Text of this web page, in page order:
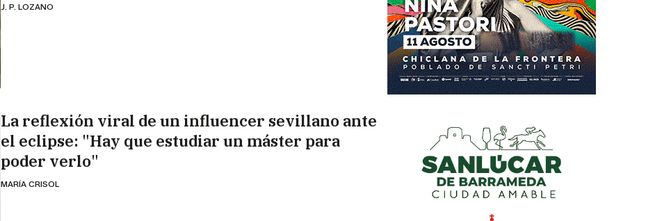
J. P. LOZANO
La reflexión viral de un influencer sevillano ante
el eclipse: "Hay que estudiar un máster para
poder verlo"
MARÍA CRISOL